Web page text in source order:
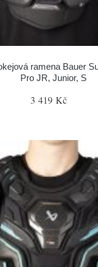
ramena Bauer
Pro JR, Junior, S
3 419 Kč